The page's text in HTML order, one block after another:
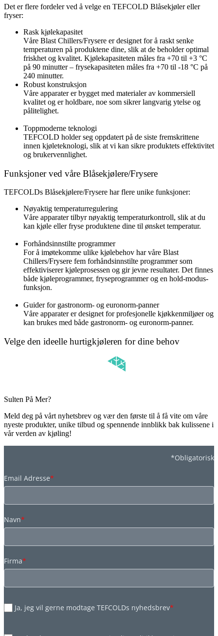
Det er flere fordeler ved å velge en TEFCOLD Blåsekjøler eller
fryser:
Rask kjølekapasitet
Våre Blast Chillers/Frysere er designet for å raskt senke
temperaturen på produktene dine, slik at de beholder optimal
friskhet og kvalitet. Kjølekapasiteten måles fra +70 til +3 °C
på 90 minutter – frysekapasiteten måles fra +70 til -18 °C på
240 minutter.
Robust konstruksjon
Våre apparater er bygget med materialer av kommersiell
kvalitet og er holdbare, noe som sikrer langvarig ytelse og
pålitelighet.
Toppmoderne teknologi
TEFCOLD holder seg oppdatert på de siste fremskrittene
innen kjøleteknologi, slik at vi kan sikre produktets effektivitet
og brukervennlighet.
Funksjoner ved våre Blåsekjølere/Frysere
TEFCOLDs Blåsekjølere/Frysere har flere unike funksjoner:
Nøyaktig temperaturregulering
Våre apparater tilbyr nøyaktig temperaturkontroll, slik at du
kan kjøle eller fryse produktene dine til ønsket temperatur.
Forhåndsinnstilte programmer
For å imøtekomme ulike kjølebehov har våre Blast
Chillers/Frysere fem forhåndsinnstilte programmer som
effektiviserer kjøleprosessen og gir jevne resultater. Det finnes
både kjøleprogrammer, fryseprogrammer og en hold-modus-
funksjon.
Guider for gastronorm- og euronorm-panner
Våre apparater er designet for profesjonelle kjøkkenmiljøer og
kan brukes med både gastronorm- og euronorm-panner.
Velge den ideelle hurtigkjøleren for dine behov
Sulten På Mer?
Meld deg på vårt nyhetsbrev og vær den første til å få vite om våre
nyeste produkter, unike tilbud og spennende innblikk bak kulissene i
vår verden av kjøling!
*Obligatorisk
Email Adresse*
Navn*
Firma*
Ja, jeg vil gerne modtage TEFCOLDs nyhedsbrev*